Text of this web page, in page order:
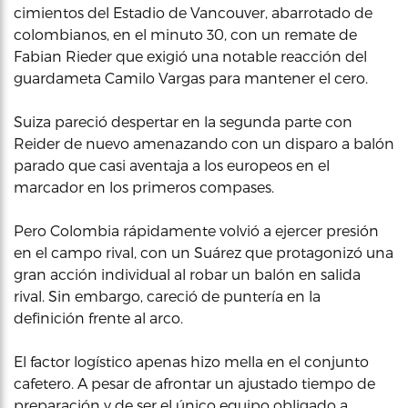
cimientos del Estadio de Vancouver, abarrotado de
colombianos, en el minuto 30, con un remate de
Fabian Rieder que exigió una notable reacción del
guardameta Camilo Vargas para mantener el cero.
Suiza pareció despertar en la segunda parte con
Reider de nuevo amenazando con un disparo a balón
parado que casi aventaja a los europeos en el
marcador en los primeros compases.
Pero Colombia rápidamente volvió a ejercer presión
en el campo rival, con un Suárez que protagonizó una
gran acción individual al robar un balón en salida
rival. Sin embargo, careció de puntería en la
definición frente al arco.
El factor logístico apenas hizo mella en el conjunto
cafetero. A pesar de afrontar un ajustado tiempo de
preparación y de ser el único equipo obligado a